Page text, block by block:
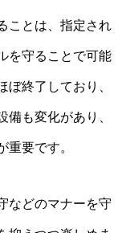
ことは、指定され
を守ることで可能
ぼ終了しており、
備も変化があり、
重要です。
などのマナーを守